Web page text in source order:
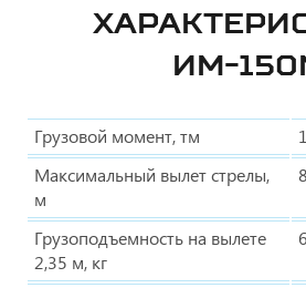
ИМ-
Грузовой момент, тм
Максимальный вылет стрелы,
м
Грузоподъемность на вылете
2,35 м, кг